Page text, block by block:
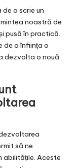
a scrie un
noastră de
pusă în practică.
de a înființa o
dezvolta o nouă
să ne
abilitățile. Aceste